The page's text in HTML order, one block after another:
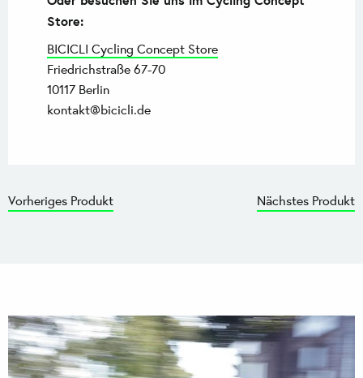
Store:
BICICLI Cycling Concept Store
Friedrichstraße 67-70
10117 Berlin
kontakt@bicicli.de
Vorheriges Produkt Nächstes Produkt